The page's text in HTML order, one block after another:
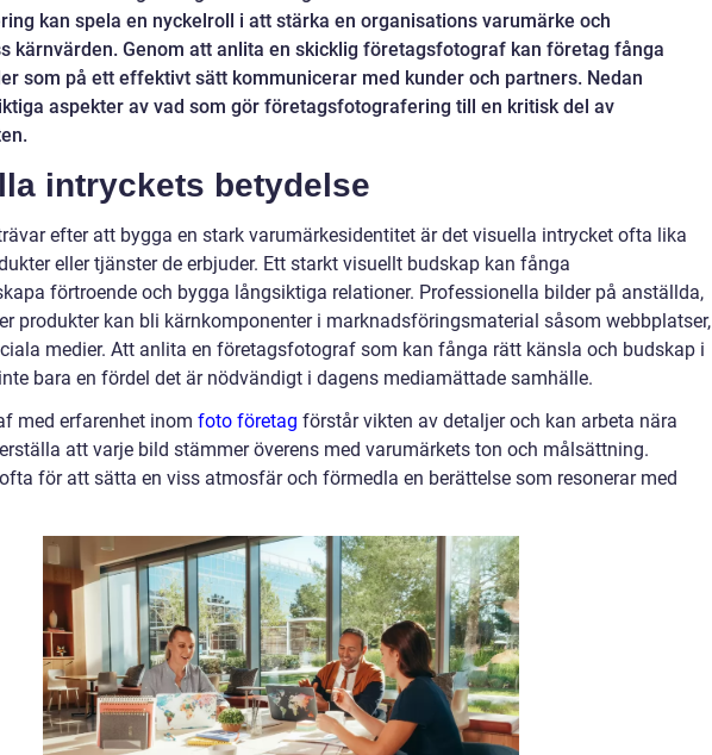
kan spela en nyckelroll i att stärka en organisations varumärke och
kärnvärden. Genom att anlita en skicklig företagsfotograf kan företag fånga
som på ett effektivt sätt kommunicerar med kunder och partners. Nedan
aspekter av vad som gör företagsfotografering till en kritisk del av
intryckets betydelse
efter att bygga en stark varumärkesidentitet är det visuella intrycket ofta lika
eller tjänster de erbjuder. Ett starkt visuellt budskap kan fånga
förtroende och bygga långsiktiga relationer. Professionella bilder på anställda,
produkter kan bli kärnkomponenter i marknadsföringsmaterial såsom webbplatser,
medier. Att anlita en företagsfotograf som kan fånga rätt känsla och budskap i
bara en fördel det är nödvändigt i dagens mediamättade samhälle.
med erfarenhet inom foto företag förstår vikten av detaljer och kan arbeta nära
att varje bild stämmer överens med varumärkets ton och målsättning.
för att sätta en viss atmosfär och förmedla en berättelse som resonerar med